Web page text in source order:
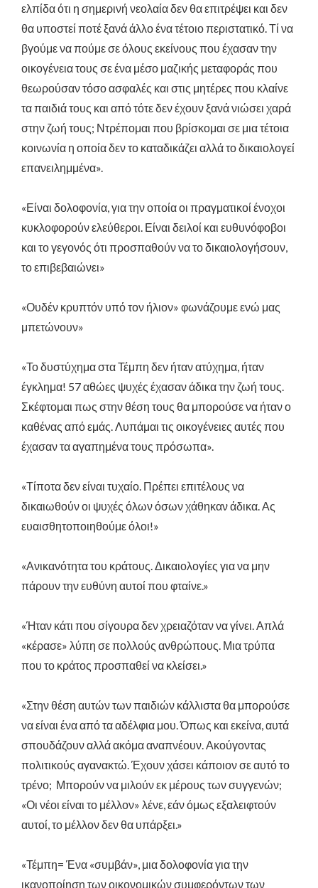
ελπίδα ότι η σημερινή νεολαία δεν θα επιτρέψει και δεν
θα υποστεί ποτέ ξανά άλλο ένα τέτοιο περιστατικό. Τί να
βγούμε να πούμε σε όλους εκείνους που έχασαν την
οικογένεια τους σε ένα μέσο μαζικής μεταφοράς που
θεωρούσαν τόσο ασφαλές και στις μητέρες που κλαίνε
τα παιδιά τους και από τότε δεν έχουν ξανά νιώσει χαρά
στην ζωή τους; Ντρέπομαι που βρίσκομαι σε μια τέτοια
κοινωνία η οποία δεν το καταδικάζει αλλά το δικαιολογεί
επανειλημμένα».
«Είναι δολοφονία, για την οποία οι πραγματικοί ένοχοι
κυκλοφορούν ελεύθεροι. Είναι δειλοί και ευθυνόφοβοι
και το γεγονός ότι προσπαθούν να το δικαιολογήσουν,
το επιβεβαιώνει»
«Ουδέν κρυπτόν υπό τον ήλιον» φωνάζουμε ενώ μας
μπετώνουν»
«Το δυστύχημα στα Τέμπη δεν ήταν ατύχημα, ήταν
έγκλημα! 57 αθώες ψυχές έχασαν άδικα την ζωή τους.
Σκέφτομαι πως στην θέση τους θα μπορούσε να ήταν ο
καθένας από εμάς. Λυπάμαι τις οικογένειες αυτές που
έχασαν τα αγαπημένα τους πρόσωπα».
«Τίποτα δεν είναι τυχαίο. Πρέπει επιτέλους να
δικαιωθούν οι ψυχές όλων όσων χάθηκαν άδικα. Ας
ευαισθητοποιηθούμε όλοι!»
«Ανικανότητα του κράτους. Δικαιολογίες για να μην
πάρουν την ευθύνη αυτοί που φταίνε.»
«Ήταν κάτι που σίγουρα δεν χρειαζόταν να γίνει. Απλά
«κέρασε» λύπη σε πολλούς ανθρώπους. Μια τρύπα
που το κράτος προσπαθεί να κλείσει.»
«Στην θέση αυτών των παιδιών κάλλιστα θα μπορούσε
να είναι ένα από τα αδέλφια μου. Όπως και εκείνα, αυτά
σπουδάζουν αλλά ακόμα αναπνέουν. Ακούγοντας
πολιτικούς αγανακτώ. Έχουν χάσει κάποιον σε αυτό το
τρένο; Μπορούν να μιλούν εκ μέρους των συγγενών;
«Οι νέοι είναι το μέλλον» λένε, εάν όμως εξαλειφτούν
αυτοί, το μέλλον δεν θα υπάρξει.»
«Τέμπη= Ένα «συμβάν», μια δολοφονία για την
ικανοποίηση των οικονομικών συμφερόντων των